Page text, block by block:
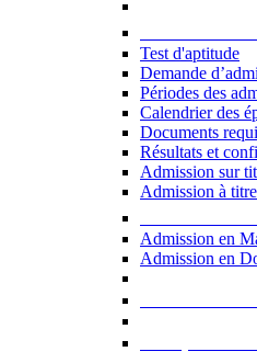
Test d'aptitude
Demande
Périodes des
Calendrier des
Documents
Résultats et
Admission sur
Admission à
Admission en
Admission en